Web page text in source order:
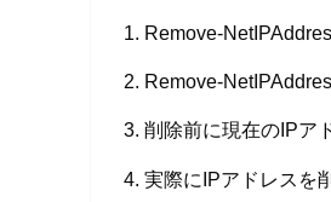
Remove-
Remove-
削除前に現在のIPア
実際にIPアドレスを